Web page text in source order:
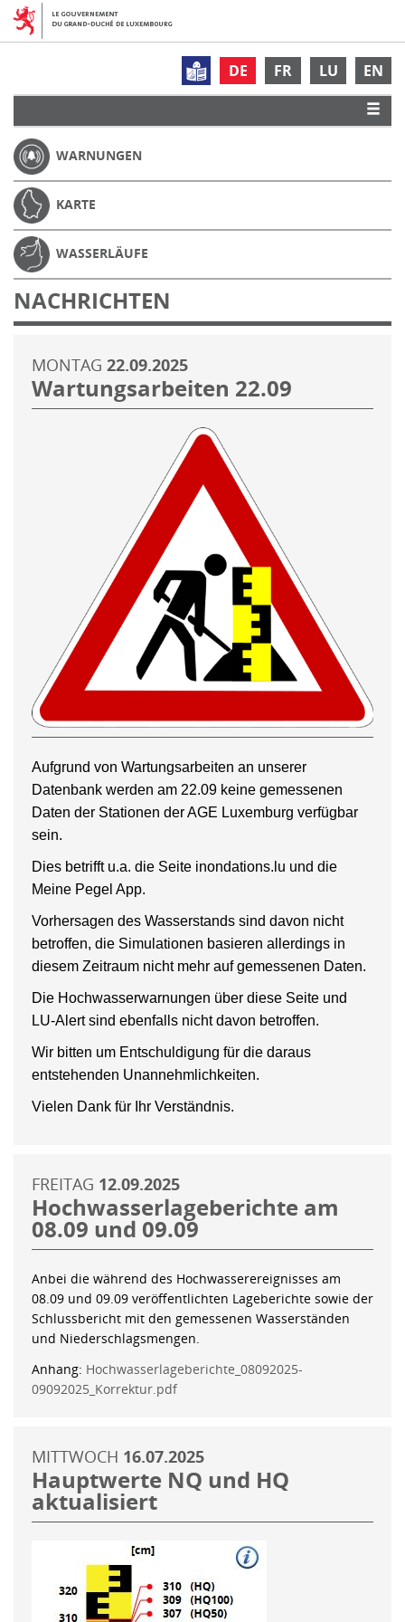
DE FR LU EN
WARNUNGEN
KARTE
WASSERLÄUFE
NACHRICHTEN
MONTAG 22.09.2025
Wartungsarbeiten 22.09
Aufgrund von Wartungsarbeiten an unserer
Datenbank werden am 22.09 keine gemessenen
Daten der Stationen der AGE Luxemburg verfügbar
sein.
Dies betrifft u.a. die Seite inondations.lu und die
Meine Pegel App.
Vorhersagen des Wasserstands sind davon nicht
betroffen, die Simulationen basieren allerdings in
diesem Zeitraum nicht mehr auf gemessenen Daten.
Die Hochwasserwarnungen über diese Seite und
LU-Alert sind ebenfalls nicht davon betroffen.
Wir bitten um Entschuldigung für die daraus
entstehenden Unannehmlichkeiten.
Vielen Dank für Ihr Verständnis.
FREITAG 12.09.2025
Hochwasserlageberichte am
08.09 und 09.09
Anbei die während des Hochwasserereignisses am
08.09 und 09.09 veröffentlichten Lageberichte sowie der
Schlussbericht mit den gemessenen Wasserständen
und Niederschlagsmengen.
Anhang: Hochwasserlageberichte_08092025-
09092025_Korrektur.pdf
MITTWOCH 16.07.2025
Hauptwerte NQ und HQ
aktualisiert